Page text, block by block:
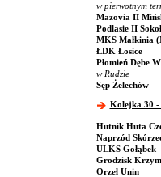
w pierwotnym
Mazovia II
Podlasie II
MKS Małkinia
ŁDK Łosice
Płomień Dębe
w Rudzie
Sęp Żelechów
Kolejka 30 -
Hutnik Huta
Naprzód
ULKS Gołąbek
Grodzisk
Orzeł Unin